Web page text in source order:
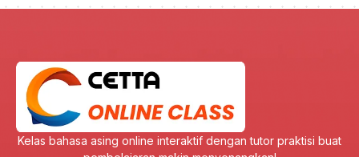
Kelas bahasa asing online interaktif dengan tutor praktisi buat